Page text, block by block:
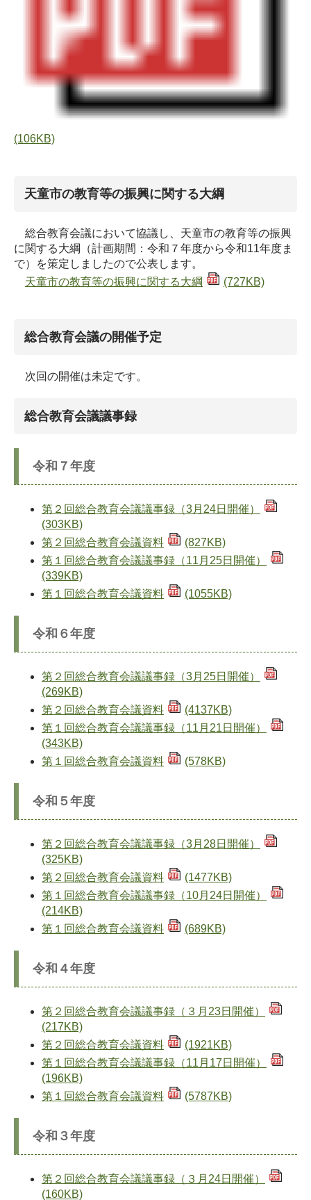
(106KB)
天童市の教育等の振興に関する大綱
総合教育会議において協議し、天童市の教育等の振興
に関する大綱（計画期間：令和７年度から令和11年度ま
で）を策定しましたので公表します。
天童市の教育等の振興に関する大綱
(727KB)
総合教育会議の開催予定
次回の開催は未定です。
総合教育会議議事録
令和７年度
第２回総合教育会議議事録（3月24日開催）
(303KB)
第２回総合教育会議資料
(827KB)
第１回総合教育会議議事録（11月25日開催）
(339KB)
第１回総合教育会議資料
(1055KB)
令和６年度
第２回総合教育会議議事録（3月25日開催）
(269KB)
第２回総合教育会議資料
(4137KB)
第１回総合教育会議議事録（11月21日開催）
(343KB)
第１回総合教育会議資料
(578KB)
令和５年度
第２回総合教育会議議事録（3月28日開催）
(325KB)
第２回総合教育会議資料
(1477KB)
第１回総合教育会議議事録（10月24日開催）
(214KB)
第１回総合教育会議資料
(689KB)
令和４年度
第２回総合教育会議議事録（３月23日開催）
(217KB)
第２回総合教育会議資料
(1921KB)
第１回総合教育会議議事録（11月17日開催）
(196KB)
第１回総合教育会議資料
(5787KB)
令和３年度
第２回総合教育会議議事録（３月24日開催）
(160KB)